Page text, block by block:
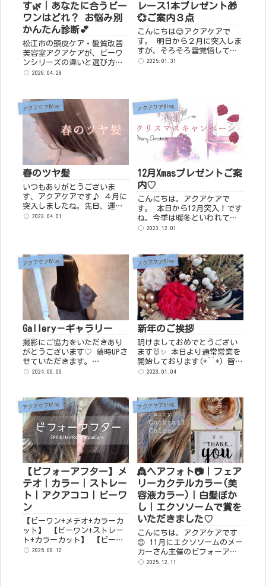
す🌿｜あなたに合うビー
ワンはどれ？ お悩み別
かんたん診断💕
松江市の頭皮ケア・髪質改善
美容室アクアケアが、ビーワ
ンシリーズの違いと選び方を
わかりやすくご紹介。頭皮の
頭皮のお悩み別におすすめア
イテムをまとめました。
2026.04.28
レース1本プレゼント🎁
💞ご案内３点
こんにちは😊アクアケアで
す。 明日から２月に突入しま
すが、そろそろ雪覚悟してま
す⛄ 皆さま引き続き体調等に2025.01.31
アクアケアBlog
春のツヤ髪
いつもありがとうございま
す、アクアケアです♪ ４月に
突入しましたね。先日、運転
中に綺麗な桜と出会いました
2023.04.01
アクアケアBlog
12月Xmasプレゼントご案
内♡
こんにちは。アクアケアで
す。 本日から12月突入！です
ね。今季は暖冬といわれてい
ますが、底冷えするような寒
ごしください。 12月は髪も心
も体も、スッキリ綺麗にリフ
レッ...
2023.12.01
アクアケアBlog
Gallery－ギャラリー
撮影にご協力をいただきあり
がとうございます♡ 随時UPさ
せていただきます。
2024.06.06
アクアケアBlog
新年のご挨拶
明けましておめでとうござい
ます🐰✨ 本日より通常営業を
開始しております(*^^*) 皆様
のご健康とご多幸をお祈り
お願い申し上げま...
2023.01.04
アクアケアBlog
【ビフォーアフター】メ
テオ｜カラー｜ストレー
ト｜アクアココ｜ビーワ
ン
【ビーワン+メテオ+カラーカ
ット】 【ビーワン+ストレー
ト+カラーカット】 【ビーワ
ン+ストレート】 【ビーワン
2025.08.12
アクアケアBlog
👸ヘアフォト📷｜フェア
リーカクテルカラー(美
容液カラー)｜白髪ぼか
し｜エクソソームで賞を
いただきました♡
こんにちは。アクアケアです
😊 11月にエクソソームのメー
カーさん主催のビフォーアフ
ターコンテストが開催された
2025.12.11